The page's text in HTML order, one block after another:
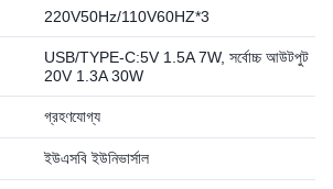
220V50Hz/110V60HZ*3
USB/TYPE-C:5V 1.5A 7W, সর্বোচ্চ আউটপুট
20V 1.3A 30W
গ্রহণযোগ্য
ইউএসবি ইউনিভার্সাল